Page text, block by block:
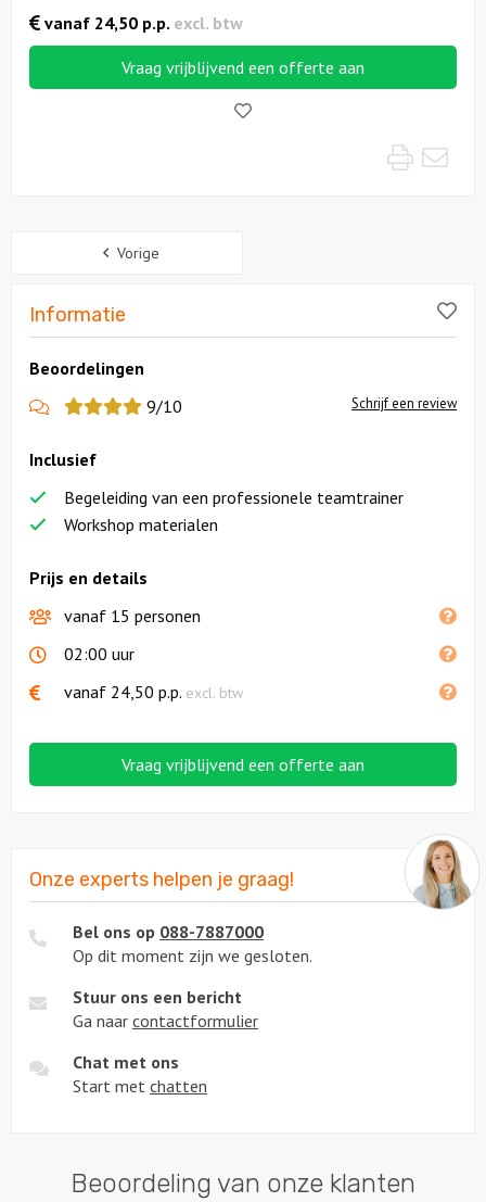
Vraag vrijblijvend een offerte aan
Like!
vanaf 24,50 p.p. excl. btw
Print
Vorige
Informatie
Beoordelingen
9/10
Schrijf een review
Prijs en details
vanaf 15 personen
02:00 uur
vanaf 24,50 p.p. excl. btw
Inclusief
Begeleiding van een professionele teamtrainer
Workshop materialen
Vraag vrijblijvend een offerte aan
Onze experts helpen je graag!
Bel ons op 088-7887000
Op dit moment zijn we gesloten.
Stuur ons een bericht
Ga naar contactformulier
Chat met ons
Start met chatten
Beoordeling van onze klanten